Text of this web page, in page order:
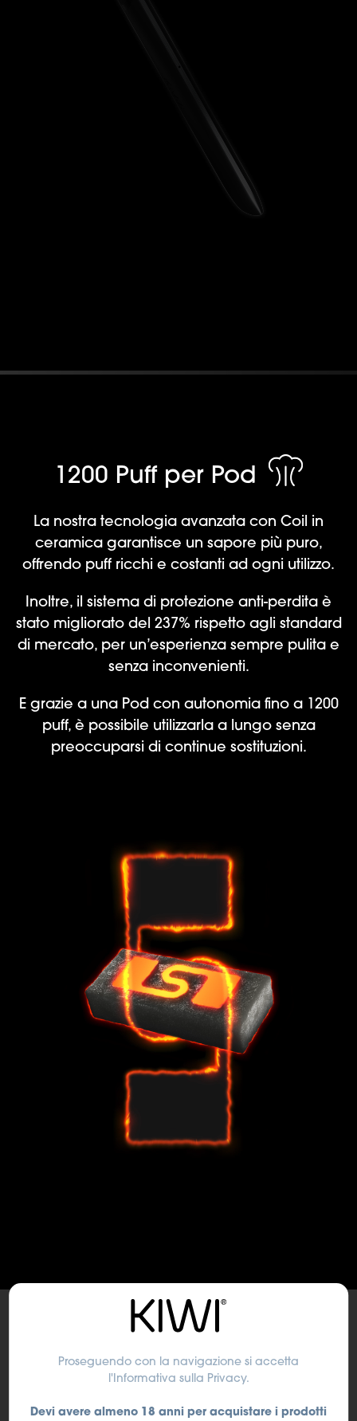
1200 Puff per Pod
La nostra tecnologia avanzata con Coil in
ceramica garantisce un sapore più puro,
offrendo puff ricchi e costanti ad ogni utilizzo.
Inoltre, il sistema di protezione anti-perdita è
stato migliorato del 237% rispetto agli standard
di mercato, per un’esperienza sempre pulita e
senza inconvenienti.
E grazie a una Pod con autonomia fino a 1200
puff, è possibile utilizzarla a lungo senza
preoccuparsi di continue sostituzioni.
Intelligente nei dettagli,
solida nella struttura.
Proseguendo con la navigazione si accetta
l'Informativa sulla Privacy.
Devi avere almeno 18 anni per acquistare i prodotti